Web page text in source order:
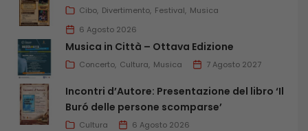
Cibo Divertimento Festival Musica
6 Agosto 2026
Musica in Città – Ottava Edizione
Concerto Cultura Musica 7 Agosto 2027
Incontri d’Autore: Presentazione del libro ‘Il
Buró delle persone scomparse’
Cultura 6 Agosto 2026